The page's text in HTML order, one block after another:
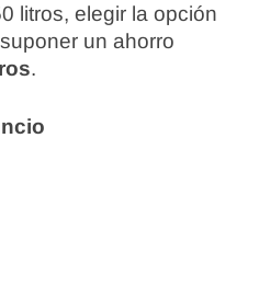
litros, elegir la opción
un ahorro
.